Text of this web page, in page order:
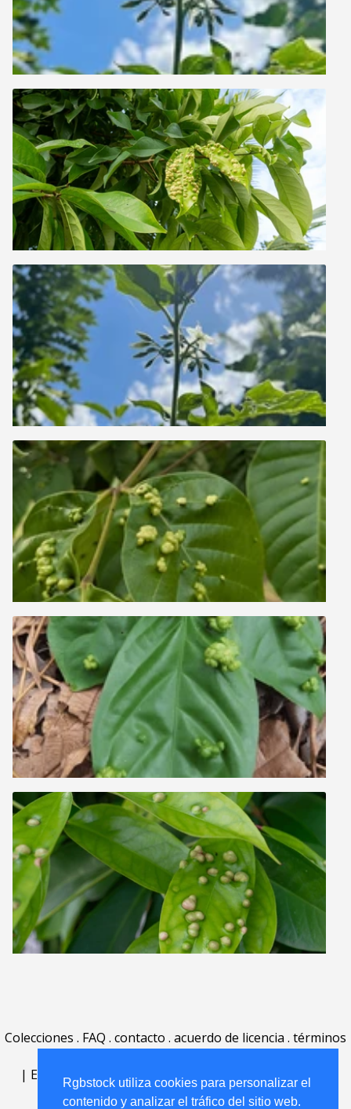
Rgbstock utiliza cookies para personalizar el
contenido y analizar el tráfico del sitio web.
Colecciones . FAQ . contacto . acuerdo de licencia . términos
| English | Deutsch| Español Português
Nederlands|